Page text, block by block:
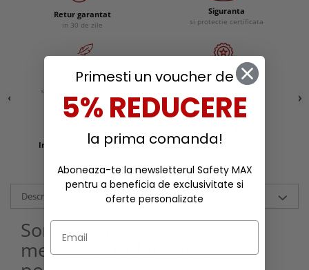
Retur garantat
in 30 de zile
Siguranta
si protectie certificata
Confort
si experienta ergonomica
Calitate
Incaltaminte protectie Reduceri
Descriere
Sort cu buzunare accesorii
medicale Udder Tech,
Primesti un voucher de
5% REDUCERE
la prima comanda!
Aboneaza-te la newsletterul Safety MAX
pentru a beneficia de exclusivitate si
oferte personalizate